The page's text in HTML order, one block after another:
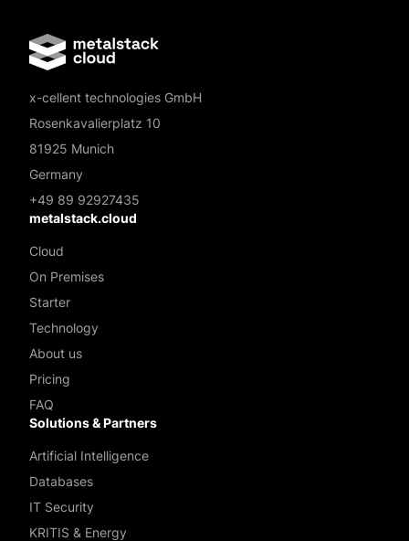
x-cellent technologies GmbH
Rosenkavalierplatz 10
81925 Munich
Germany
+49 89 92927435
metalstack.cloud
Cloud
On Premises
Starter
Technology
About us
Pricing
FAQ
Solutions & Partners
Artificial Intelligence
Databases
IT Security
KRITIS & Energy